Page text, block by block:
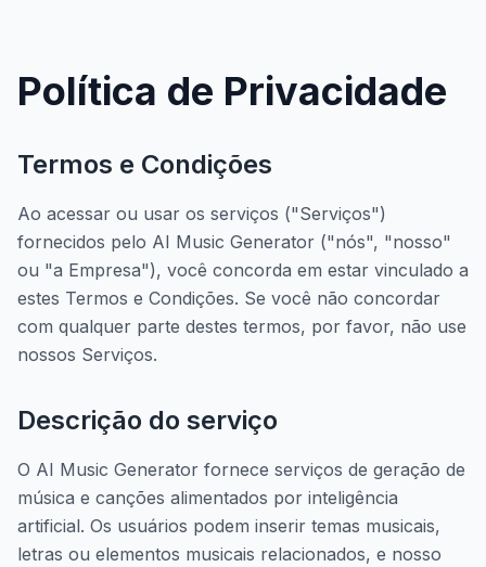
Política de Privacidade
Termos e Condições
Ao acessar ou usar os serviços ("Serviços")
fornecidos pelo AI Music Generator ("nós", "nosso"
ou "a Empresa"), você concorda em estar vinculado a
estes Termos e Condições. Se você não concordar
com qualquer parte destes termos, por favor, não use
nossos Serviços.
Descrição do serviço
O AI Music Generator fornece serviços de geração de
música e canções alimentados por inteligência
artificial. Os usuários podem inserir temas musicais,
letras ou elementos musicais relacionados, e nosso